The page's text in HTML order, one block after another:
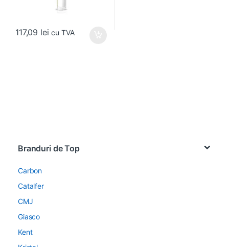
117,09 lei cu TVA
Branduri de Top
Carbon
Catalfer
CMJ
Giasco
Kent